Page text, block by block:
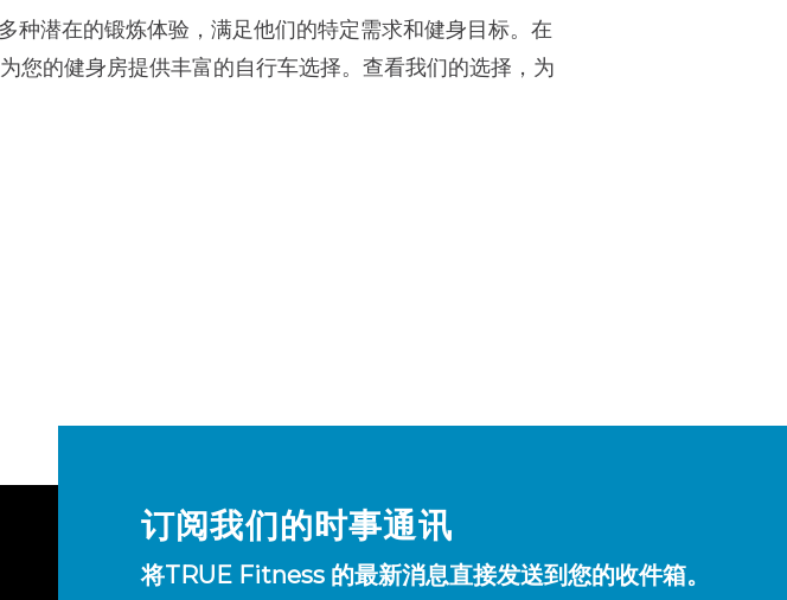
种潜在的锻炼体验，满足他们的特定需求和健身目标。在
您的健身房提供丰富的自行车选择。查看我们的选择，为
订阅我们的时事通讯
将TRUE Fitness 的最新消息直接发送到您的收件箱。